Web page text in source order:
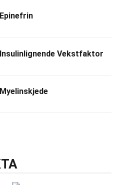
Vekstfaktor